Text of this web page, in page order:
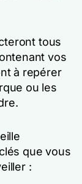
tous
vos
à repérer
ou les
que vous
: